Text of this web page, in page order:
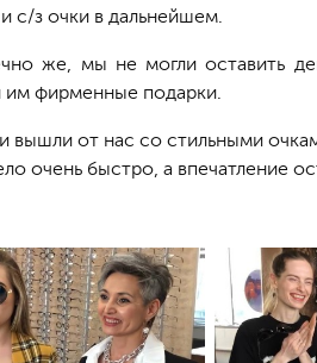
с/з очки в дальнейшем.
же, мы не могли оставить
им фирменные подарки.
вышли от нас со стильными
очень быстро, а впечатление